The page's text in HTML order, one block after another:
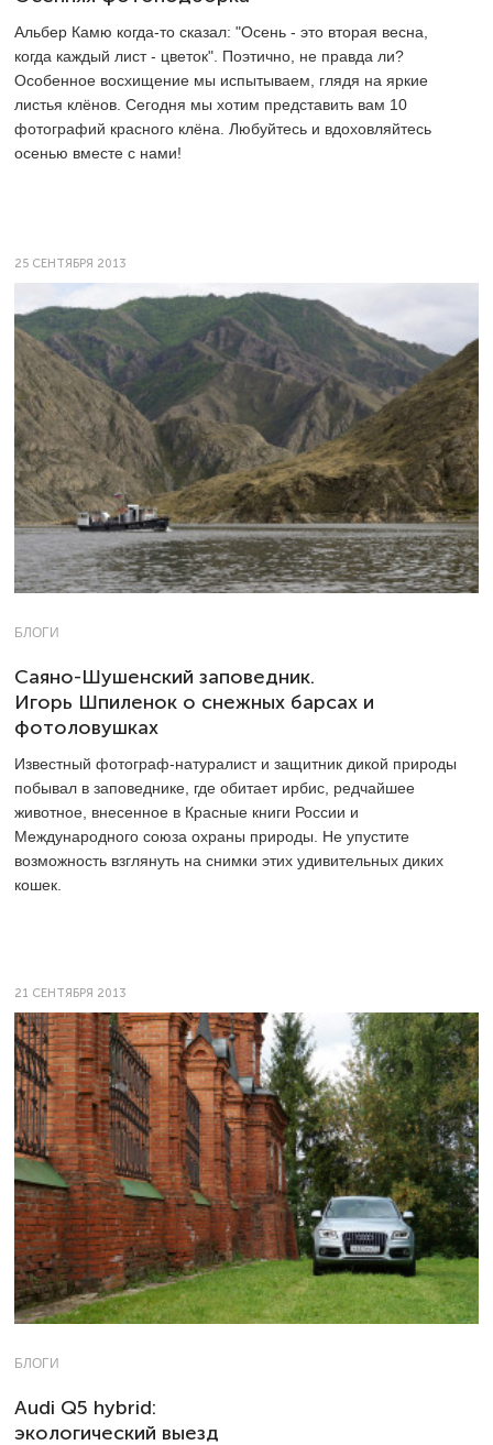
Альбер Камю когда-то сказал: "Осень - это вторая весна,
когда каждый лист - цветок". Поэтично, не правда ли?
Особенное восхищение мы испытываем, глядя на яркие
листья клёнов. Сегодня мы хотим представить вам 10
фотографий красного клёна. Любуйтесь и вдоховляйтесь
осенью вместе с нами!
25 СЕНТЯБРЯ 2013
БЛОГИ
Саяно-Шушенский заповедник.
Игорь Шпиленок о снежных барсах и
фотоловушках
Известный фотограф-натуралист и защитник дикой природы
побывал в заповеднике, где обитает ирбис, редчайшее
животное, внесенное в Красные книги России и
Международного союза охраны природы. Не упустите
возможность взглянуть на снимки этих удивительных диких
кошек.
21 СЕНТЯБРЯ 2013
БЛОГИ
Audi Q5 hybrid:
экологический выезд